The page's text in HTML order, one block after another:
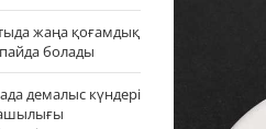
жаңа қоғамдық
пайда болады
демалыс күндері